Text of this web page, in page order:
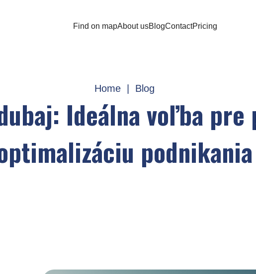
Find on mapAbout usBlogContactPricing
Home| Blog
Ideálna voľba
podnikania